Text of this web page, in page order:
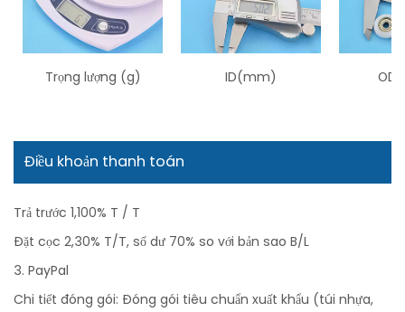
Trọng lượng (g) ID(mm) OD
Điều khoản thanh toán
Trả trước 1,100% T / T
Đặt cọc 2,30% T/T, số dư 70% so với bản sao B/L
3. PayPal
Chi tiết đóng gói: Đóng gói tiêu chuẩn xuất khẩu (túi nhựa,